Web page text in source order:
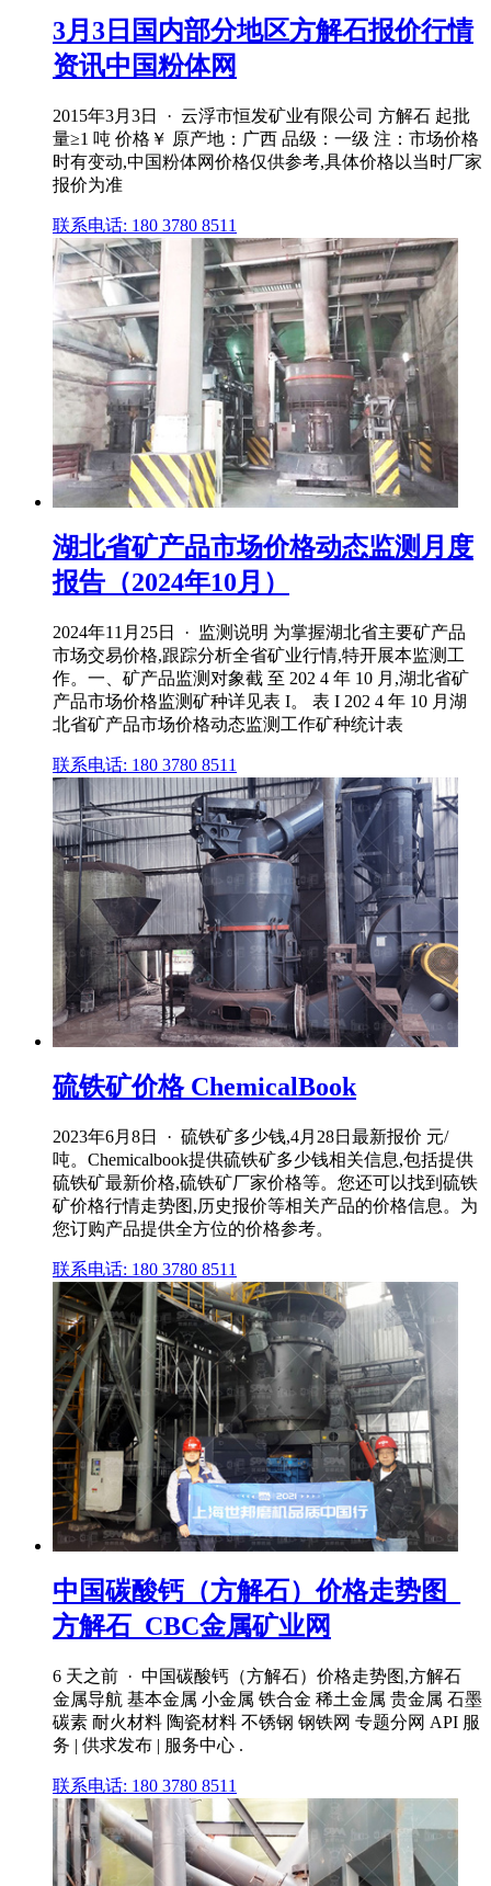
3月3日国内部分地区方解石报价行情
资讯中国粉体网
2015年3月3日 · 云浮市恒发矿业有限公司 方解石 起批
量≥1 吨 价格￥ 原产地：广西 品级：一级 注：市场价格
时有变动,中国粉体网价格仅供参考,具体价格以当时厂家
报价为准
联系电话: 180 3780 8511
湖北省矿产品市场价格动态监测月度
报告（2024年10月）
2024年11月25日 · 监测说明 为掌握湖北省主要矿产品
市场交易价格,跟踪分析全省矿业行情,特开展本监测工
作。一、矿产品监测对象截 至 202 4 年 10 月,湖北省矿
产品市场价格监测矿种详见表 I。 表 I 202 4 年 10 月湖
北省矿产品市场价格动态监测工作矿种统计表
联系电话: 180 3780 8511
硫铁矿价格 ChemicalBook
2023年6月8日 · 硫铁矿多少钱,4月28日最新报价 元/
吨。Chemicalbook提供硫铁矿多少钱相关信息,包括提供
硫铁矿最新价格,硫铁矿厂家价格等。您还可以找到硫铁
矿价格行情走势图,历史报价等相关产品的价格信息。为
您订购产品提供全方位的价格参考。
联系电话: 180 3780 8511
中国碳酸钙（方解石）价格走势图_
方解石_CBC金属矿业网
6 天之前 · 中国碳酸钙（方解石）价格走势图,方解石
金属导航 基本金属 小金属 铁合金 稀土金属 贵金属 石墨
碳素 耐火材料 陶瓷材料 不锈钢 钢铁网 专题分网 API 服
务 | 供求发布 | 服务中心 .
联系电话: 180 3780 8511